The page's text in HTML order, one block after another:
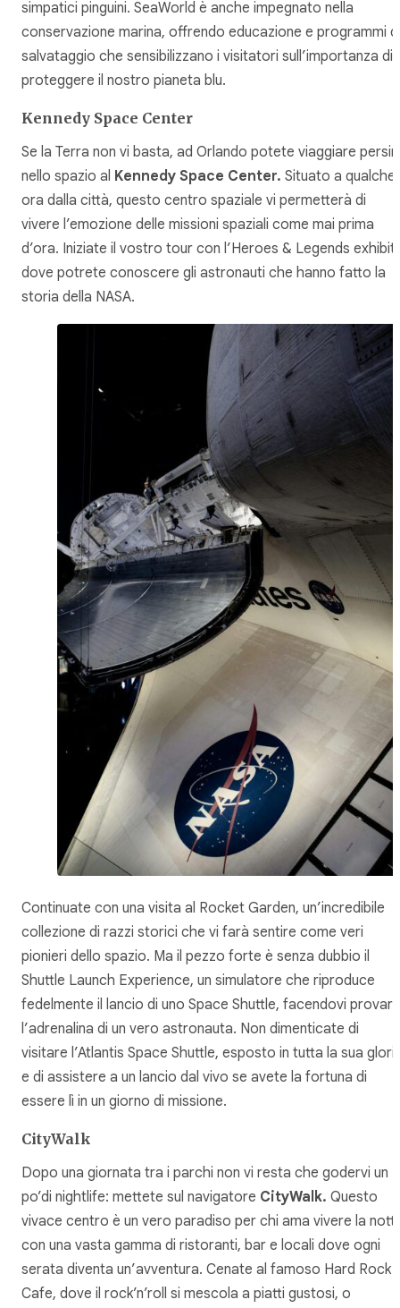
simpatici pinguini. SeaWorld è anche impegnato nella
conservazione marina, offrendo educazione e programmi di
salvataggio che sensibilizzano i visitatori sull’importanza di
proteggere il nostro pianeta blu.
Kennedy Space Center
Se la Terra non vi basta, ad Orlando potete viaggiare
nello spazio al Kennedy Space Center. Situato a qualche
ora dalla città, questo centro spaziale vi permetterà di
vivere l’emozione delle missioni spaziali come mai prima
d’ora. Iniziate il vostro tour con l’Heroes & Legends exhibit,
dove potrete conoscere gli astronauti che hanno fatto la
storia della NASA.
Continuate con una visita al Rocket Garden, un’incredibile
collezione di razzi storici che vi farà sentire come veri
pionieri dello spazio. Ma il pezzo forte è senza dubbio il
Shuttle Launch Experience, un simulatore che riproduce
fedelmente il lancio di uno Space Shuttle, facendovi provare
l’adrenalina di un vero astronauta. Non dimenticate di
visitare l’Atlantis Space Shuttle, esposto in tutta la sua
e di assistere a un lancio dal vivo se avete la fortuna di
essere lì in un giorno di missione.
CityWalk
Dopo una giornata tra i parchi non vi resta che godervi un
po’di nightlife: mettete sul navigatore CityWalk. Questo
vivace centro è un vero paradiso per chi ama vivere la
con una vasta gamma di ristoranti, bar e locali dove ogni
serata diventa un’avventura. Cenate al famoso Hard Rock
Cafe, dove il rock’n’roll si mescola a piatti gustosi, o